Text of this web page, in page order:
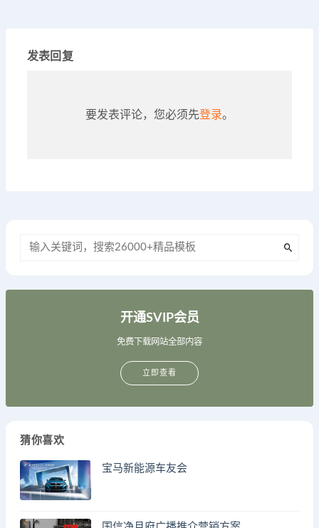
发表回复
要发表评论，您必须先登录。
开通SVIP会员
免费下载网站全部内容
立即查看
猜你喜欢
宝马新能源车友会